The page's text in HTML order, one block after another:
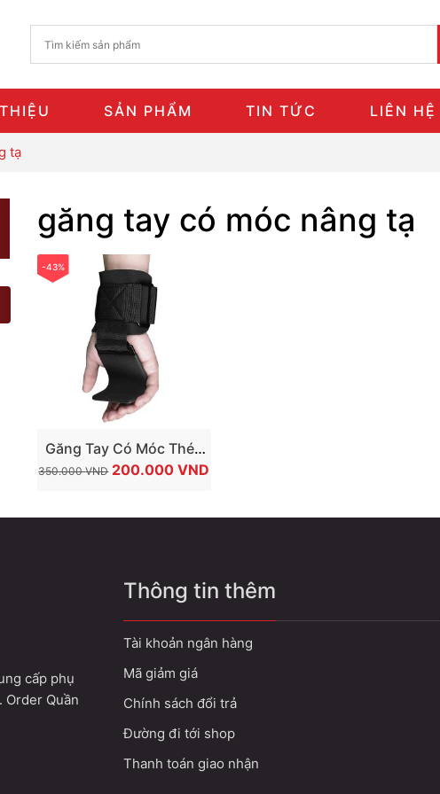
SẢN PHẨM TIN TỨC LIÊN HỆ
tạ
găng tay có móc nâng tạ
-43%
Găng Tay Có Móc Thép
Nâng Tạ Weight Lifting
350.000VND GIÁ
200.000VND
cấp phụ
Order Quần
Thông tin thêm
Tài khoản ngân hàng
Mã giảm giá
Chính sách đổi trả
Đường đi tới shop
Thanh toán giao nhận